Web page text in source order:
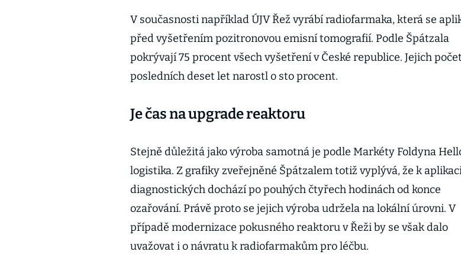
V současnosti například ÚJV Řež vyrábí radiofarmaka, která se
před vyšetřením pozitronovou emisní tomografií. Podle Špátzala
pokrývají 75 procent všech vyšetření v České republice. Jejich
posledních deset let narostl o sto procent.
Je čas na upgrade reaktoru
Stejně důležitá jako výroba samotná je podle Markéty Foldyna
logistika. Z grafiky zveřejněné Špátzalem totiž vyplývá, že k
diagnostických dochází po pouhých čtyřech hodinách od konce
ozařování. Právě proto se jejich výroba udržela na lokální úrovni. V
případě modernizace pokusného reaktoru v Řeži by se však dalo
uvažovat i o návratu k radiofarmakům pro léčbu.